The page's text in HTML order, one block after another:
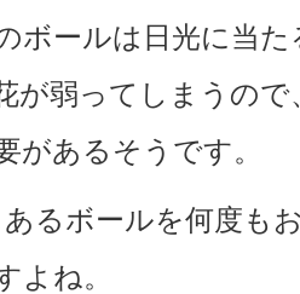
ボールは日光に当
が弱ってしまうの
があるそうです。
あるボールを何度も
よね。